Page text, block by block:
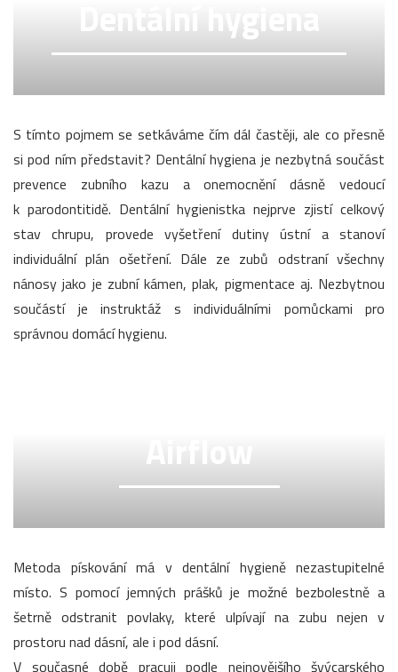
S tímto pojmem se setkáváme čím dál častěji, ale co přesně
si pod ním představit? Dentální hygiena je nezbytná součást
prevence zubního kazu a onemocnění dásně vedoucí
k parodontitidě. Dentální hygienistka nejprve zjistí celkový
stav chrupu, provede vyšetření dutiny ústní a stanoví
individuální plán ošetření. Dále ze zubů odstraní všechny
nánosy jako je zubní kámen, plak, pigmentace aj. Nezbytnou
součástí je instruktáž s individuálními pomůckami pro
správnou domácí hygienu.
Dentální hygiena
Airflow
Metoda pískování má v dentální hygieně nezastupitelné
místo. S pomocí jemných prášků je možné bezbolestně a
šetrně odstranit povlaky, které ulpívají na zubu nejen v
prostoru nad dásní, ale i pod dásní.
V současné době pracuji podle nejnovějšího švýcarského